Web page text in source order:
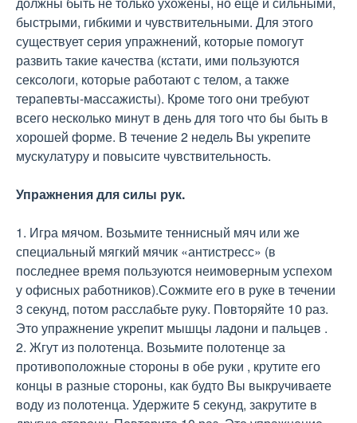
быстрыми, гибкими и чувствительными. Для этого
существует серия упражнений, которые помогут
развить такие качества (кстати, ими пользуются
сексологи, которые работают с телом, а также
терапевты-массажисты). Кроме того они требуют
всего несколько минут в день для того что бы быть в
хорошей форме. В течение 2 недель Вы укрепите
мускулатуру и повысите чувствительность.
Упражнения для силы рук.
1. Игра мячом. Возьмите теннисный мяч или же
специальный мягкий мячик «антистресс» (в
последнее время пользуются неимоверным успехом
у офисных работников).Сожмите его в руке в течении
3 секунд, потом расслабьте руку. Повторяйте 10 раз.
Это упражнение укрепит мышцы ладони и пальцев .
2. Жгут из полотенца. Возьмите полотенце за
противоположные стороны в обе руки , крутите его
концы в разные стороны, как будто Вы выкручиваете
воду из полотенца. Удержите 5 секунд, закрутите в